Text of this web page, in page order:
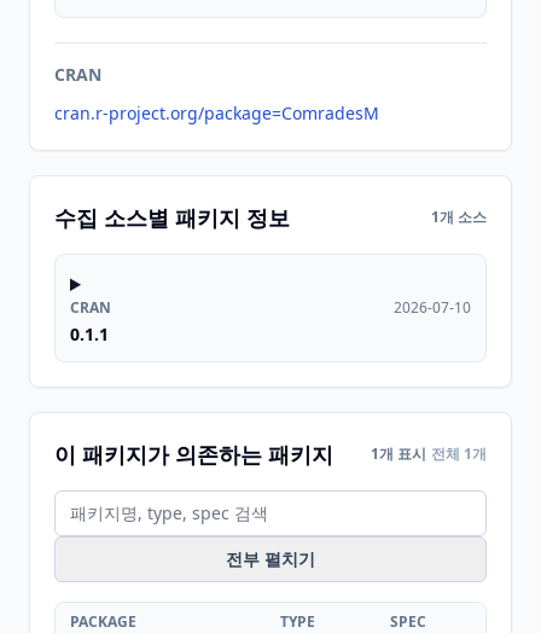
CRAN
cran.r-project.org/package=ComradesM
수집 소스별 패키지 정보 1개 소스
CRAN
0.1.1
2026-07-10
이 패키지가 의존하는 패키지 1개 표시 전체 1개
전부 펼치기
PACKAGE TYPE SPEC